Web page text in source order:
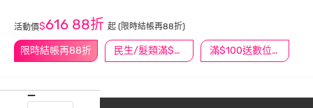
限時結帳再88折 民生/髮類滿$388送舒潔冰巾 滿$100送數位印花
活動價$616 88折 起 (限時結帳再88折)